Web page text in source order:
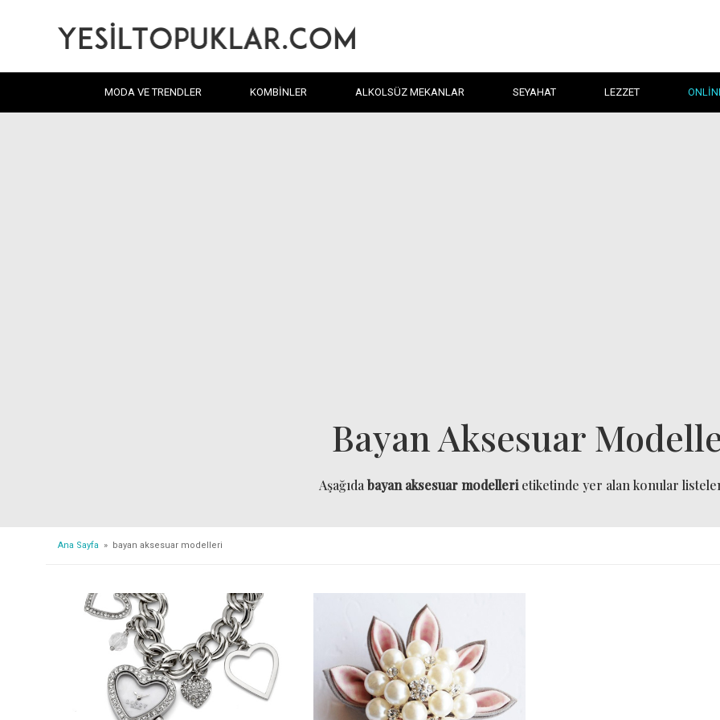
MODA VE TRENDLER KOMBINLER ALKOLSÜZ MEKANLAR SEYAHAT LEZZET
Bayan Aksesuar
Aşağıda bayan aksesuar modelleri etiketinde yer alan konular
Ana Sayfa » bayan aksesuar modelleri